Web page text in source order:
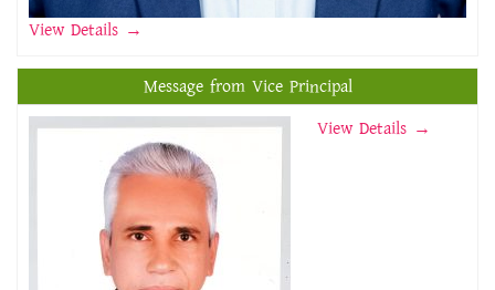
View Details →
Message from Vice Principal
View Details →